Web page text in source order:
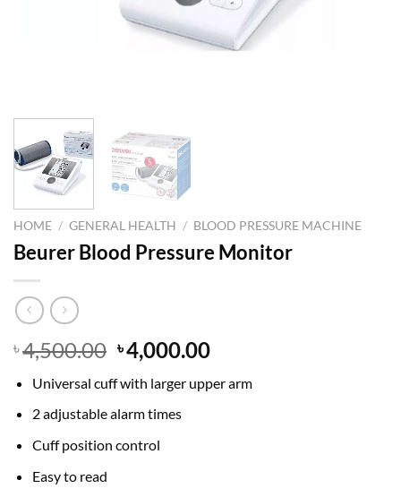
HOME / GENERAL HEALTH / BLOOD PRESSURE MACHINE
Beurer Blood Pressure Monitor
৳4,500.00 Original
price
was:
৳ 4,500.00.
৳4,000.00Current
is:
Universal cuff with larger upper arm
2 adjustable alarm times
Cuff position control
Easy to read